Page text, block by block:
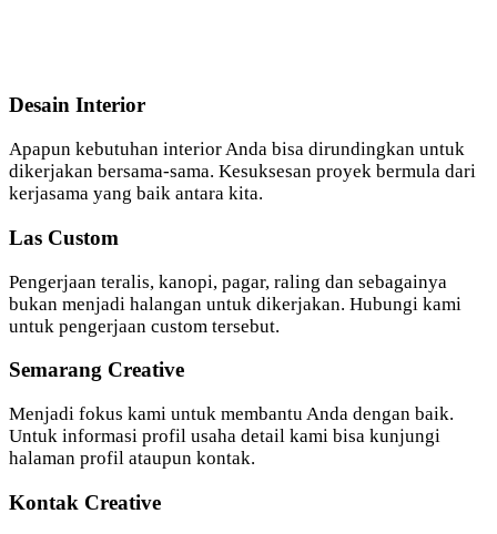
Desain Interior
Apapun kebutuhan interior Anda bisa dirundingkan untuk
dikerjakan bersama-sama. Kesuksesan proyek bermula dari
kerjasama yang baik antara kita.
Las Custom
Pengerjaan teralis, kanopi, pagar, raling dan sebagainya
bukan menjadi halangan untuk dikerjakan. Hubungi kami
untuk pengerjaan custom tersebut.
Semarang Creative
Menjadi fokus kami untuk membantu Anda dengan baik.
Untuk informasi profil usaha detail kami bisa kunjungi
halaman profil ataupun kontak.
Kontak Creative